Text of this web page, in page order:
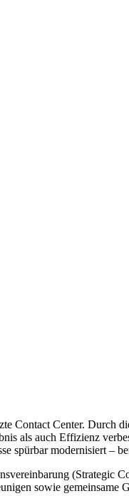
Contact Center.
als auch Effizienz
spürbar modernisiert –
(Strategic
sowie gemeinsame